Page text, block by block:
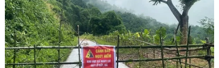
CƠ QUAN CHỦ QUẢN: THÔNG TẤN XÃ VIỆT NAM
Tổng Biên tập: TRẦN TIẾN DUẨN